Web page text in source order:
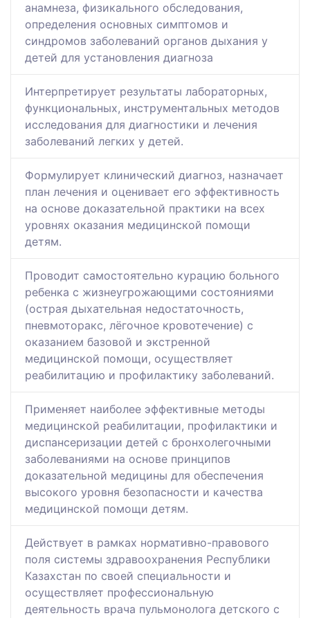
анамнеза, физикального обследования,
определения основных симптомов и
синдромов заболеваний органов дыхания у
детей для установления диагноза
Интерпретирует результаты лабораторных,
функциональных, инструментальных методов
исследования для диагностики и лечения
заболеваний легких у детей.
Формулирует клинический диагноз, назначает
план лечения и оценивает его эффективность
на основе доказательной практики на всех
уровнях оказания медицинской помощи
детям.
Проводит самостоятельно курацию больного
ребенка с жизнеугрожающими состояниями
(острая дыхательная недостаточность,
пневмоторакс, лёгочное кровотечение) с
оказанием базовой и экстренной
медицинской помощи, осуществляет
реабилитацию и профилактику заболеваний.
Применяет наиболее эффективные методы
медицинской реабилитации, профилактики и
диспансеризации детей с бронхолегочными
заболеваниями на основе принципов
доказательной медицины для обеспечения
высокого уровня безопасности и качества
медицинской помощи детям.
Действует в рамках нормативно-правового
поля системы здравоохранения Республики
Казахстан по своей специальности и
осуществляет профессиональную
деятельность врача пульмонолога детского с